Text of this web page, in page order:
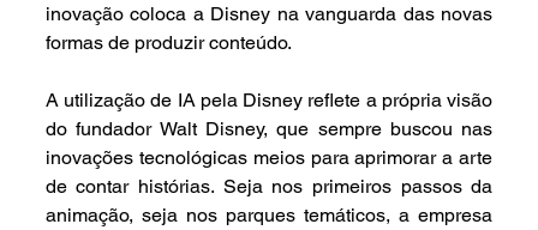
inovação coloca a Disney na vanguarda das novas
formas de produzir conteúdo.
A utilização de IA pela Disney reflete a própria visão
do fundador Walt Disney, que sempre buscou nas
inovações tecnológicas meios para aprimorar a arte
de contar histórias. Seja nos primeiros passos da
animação, seja nos parques temáticos, a empresa